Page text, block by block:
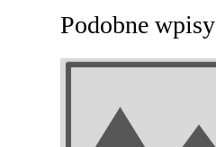
Podobne wpisy